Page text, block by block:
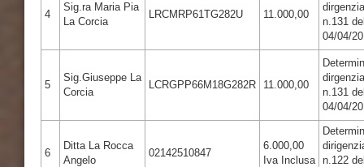
4
Sig.ra Maria Pia
La Corcia
LRCMRP61TG282U 11.000,00
n.131
04/04/
5
Sig.Giuseppe La
Corcia
LCRGPP66M18G282R 11.000,00
n.131
04/04/
6
Ditta La Rocca
Angelo
02142510847
6.000,00
Iva Inclusa n.122